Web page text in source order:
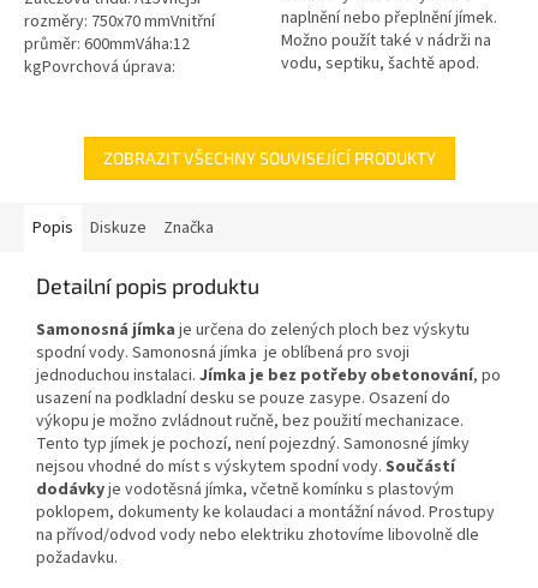
rozměry: 750x70 mmVnitřní
průměr: 600mmVáha:12
kgPovrchová úprava:
vybaven 2 šrouby pro...
naplnění nebo přeplnění jímek.
Možno použít také v nádrži na
vodu, septiku, šachtě apod.
možno...
ZOBRAZIT VŠECHNY SOUVISEJÍCÍ PRODUKTY
Popis Diskuze Značka
Detailní popis produktu
Samonosná jímka je určena do zelených ploch bez výskytu
spodní vody. Samonosná jímka je oblíbená pro svoji
jednoduchou instalaci. Jímka je bez potřeby obetonování, po
usazení na podkladní desku se pouze zasype. Osazení do
výkopu je možno zvládnout ručně, bez použití mechanizace.
Tento typ jímek je pochozí, není pojezdný. Samonosné jímky
nejsou vhodné do míst s výskytem spodní vody. Součástí
dodávkyje vodotěsná jímka, včetně komínku s plastovým
poklopem, dokumenty ke kolaudaci a montážní návod. Prostupy
na přívod/odvod vody nebo elektriku zhotovíme libovolně dle
požadavku.